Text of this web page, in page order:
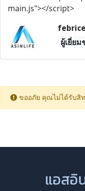
main.js"></script>
ผู้เยี่ยม
ขออภัย คุณไม่ได้รับสิ
แอสอิ